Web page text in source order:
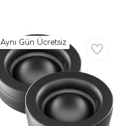
Aynı Gün Ücretsiz